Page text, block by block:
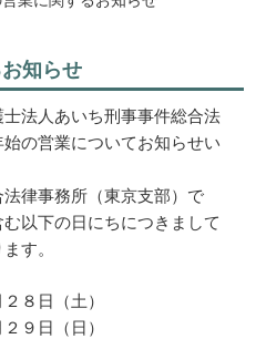
知らせ
法人あいち刑事事件総合法
の営業についてお知らせい
律事務所（東京支部）で
以下の日にちにつきまして
す。
８日（土）
９日（日）